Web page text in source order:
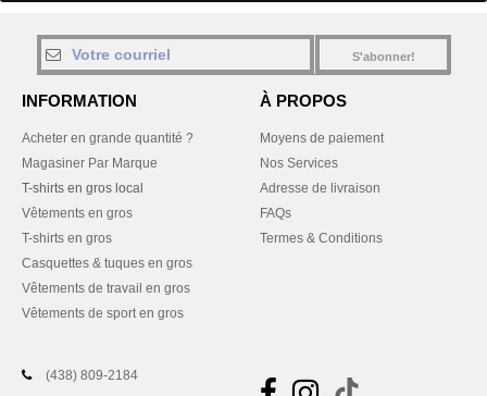
S'abonner!
INFORMATION
Acheter en grande quantité ?
Magasiner Par Marque
T-shirts en gros local
Vêtements en gros
T-shirts en gros
Casquettes & tuques en gros
Vêtements de travail en gros
Vêtements de sport en gros
À PROPOS
Moyens de paiement
Nos Services
Adresse de livraison
FAQs
Termes & Conditions
(438) 809-2184